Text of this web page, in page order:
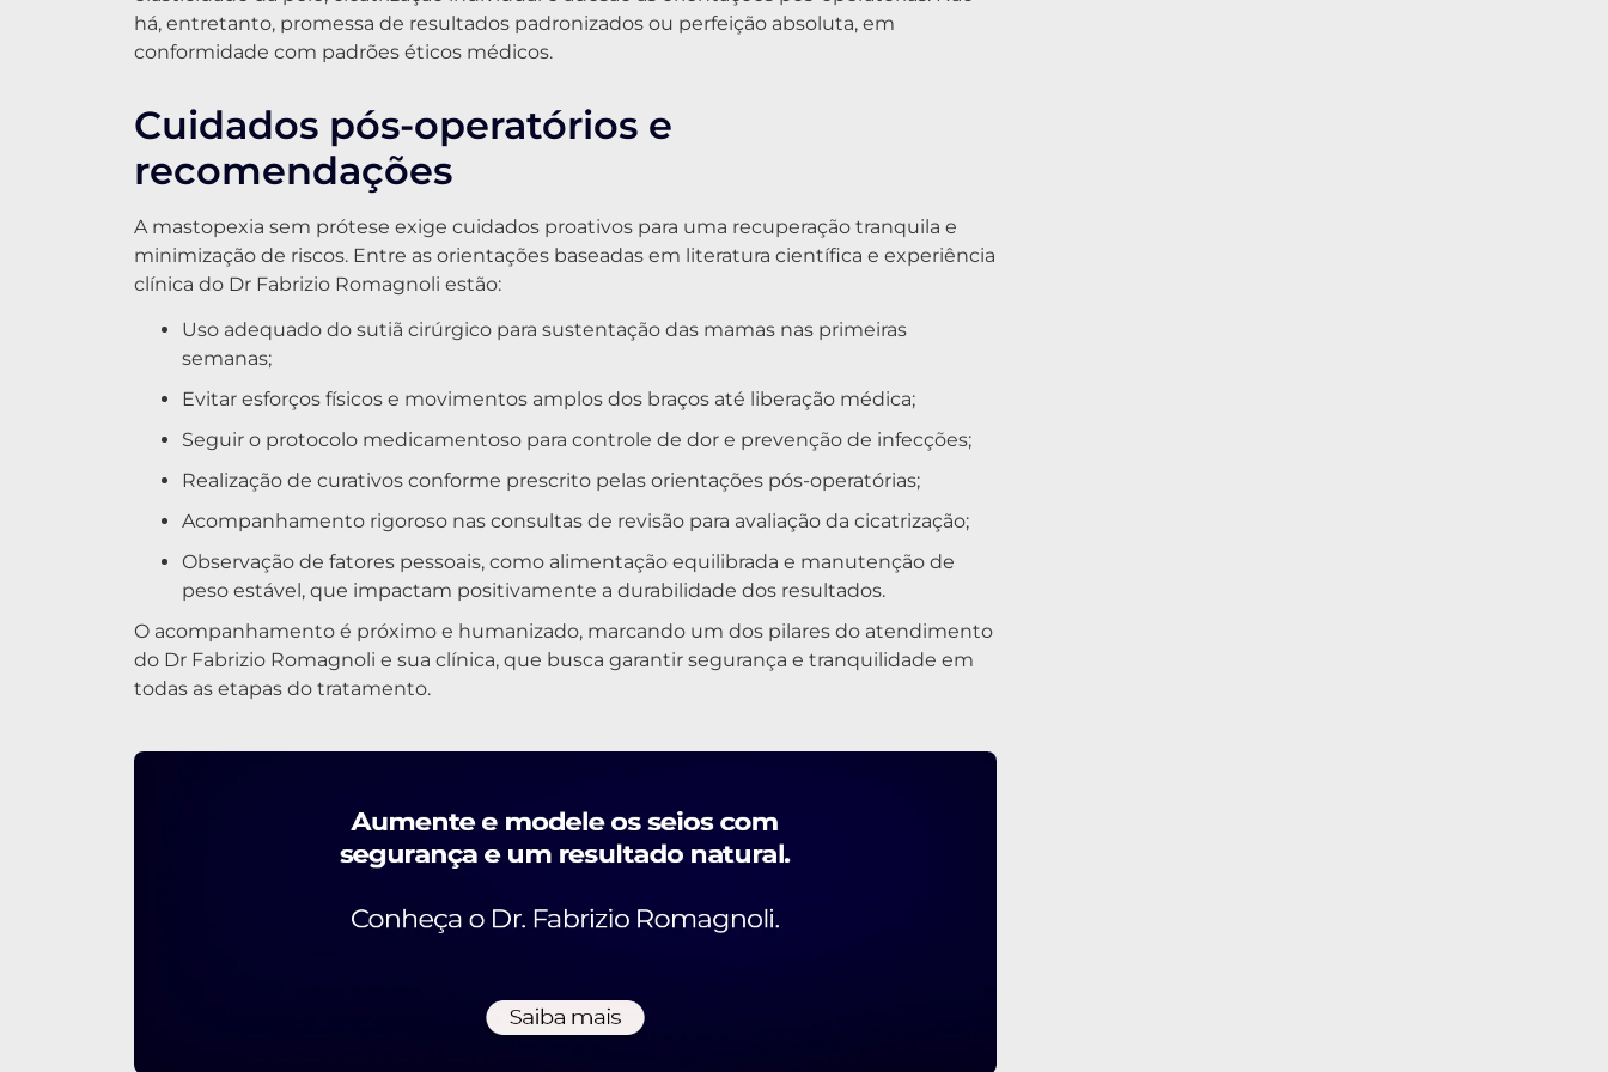
há, entretanto, promessa de resultados padronizados ou perfeição absoluta, em
conformidade com padrões éticos médicos.
Cuidados pós-operatórios e
recomendações
A mastopexia sem prótese exige cuidados proativos para uma recuperação tranquila e
minimização de riscos. Entre as orientações baseadas em literatura científica e experiência
clínica do Dr Fabrizio Romagnoli estão:
Uso adequado do sutiã cirúrgico para sustentação das mamas nas primeiras
semanas;
Evitar esforços físicos e movimentos amplos dos braços até liberação médica;
Seguir o protocolo medicamentoso para controle de dor e prevenção de infecções;
Realização de curativos conforme prescrito pelas orientações pós-operatórias;
Acompanhamento rigoroso nas consultas de revisão para avaliação da cicatrização;
Observação de fatores pessoais, como alimentação equilibrada e manutenção de
peso estável, que impactam positivamente a durabilidade dos resultados.
O acompanhamento é próximo e humanizado, marcando um dos pilares do atendimento
do Dr Fabrizio Romagnoli e sua clínica, que busca garantir segurança e tranquilidade em
todas as etapas do tratamento.